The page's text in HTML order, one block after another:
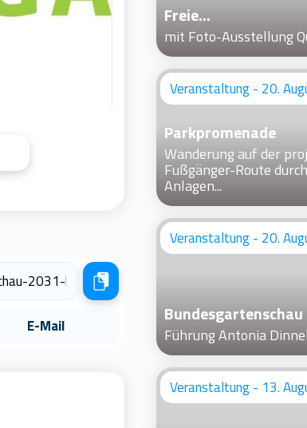
E-Mail
Freie...
mit Foto-Ausstellung
Veranstaltung - 20.
Parkpromenade
Wanderung auf der
Fußgänger-Route
Anlagen...
Veranstaltung - 20.
Führung Antonia
Veranstaltung - 13.